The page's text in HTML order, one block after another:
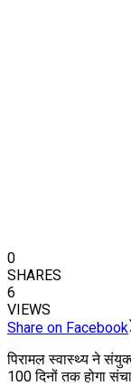
0
SHARES
6
VIEWS
Share on Facebook
पिरामल स्वास्थ्य ने
100 दिनों तक होगा